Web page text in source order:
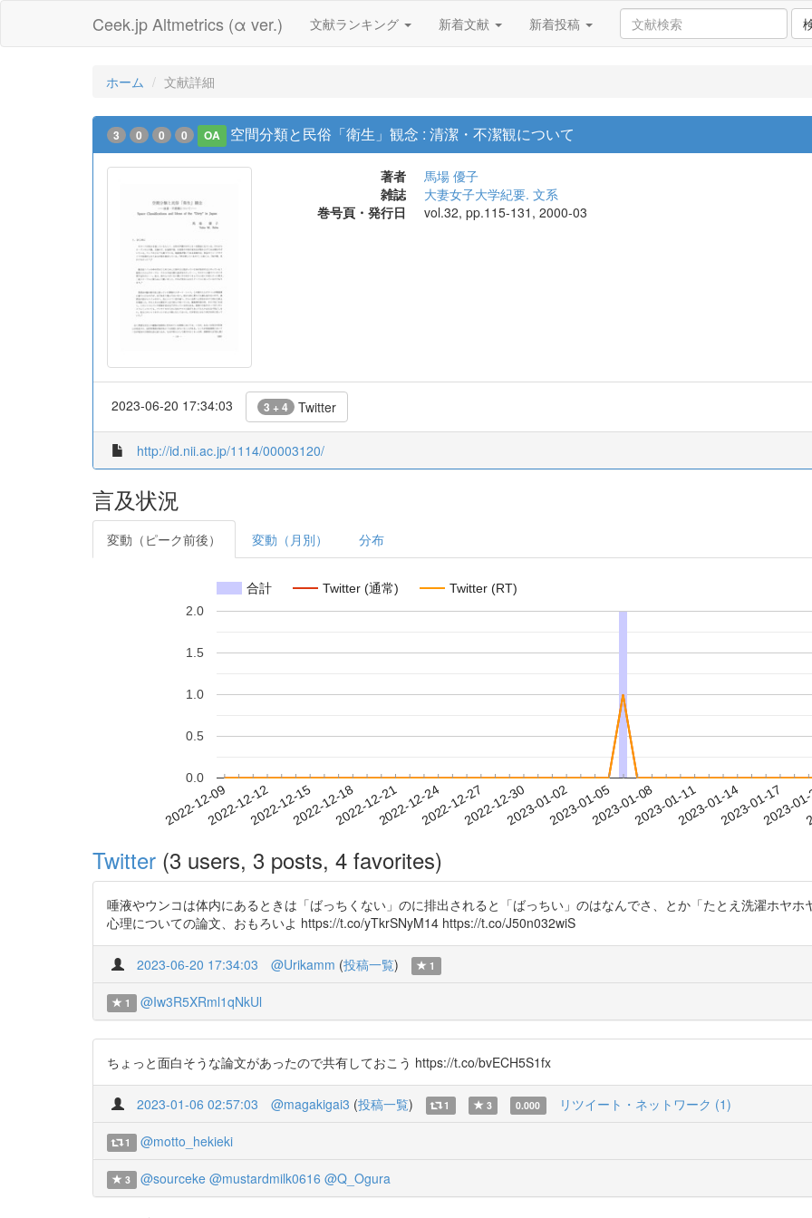
Ceek.jp Altmetrics (α ver.) 文献ランキング 新着文献 新着投稿
ホーム 文献詳細
3 0 0 0 OA 空間分類と民俗「衛生」観念 : 清潔・不潔観について
著者
馬場 優子
雑誌
大妻女子大学紀要. 文系
巻号頁・発行日
vol.32, pp.115-131, 2000-03
2023-06-20 17:34:03 3 + 4 Twitter
http://id.nii.ac.jp/1114/00003120/
言及状況
変動（ピーク前後） 変動（月別） 分布
合計 Twitter (通常) Twitter (RT)
2022-12-092022-12-122022-12-152022-12-182022-12-212022-12-242022-12-272022-12-302023-01-022023-01-052023-01-082023-01-112023-01-142023-01-17
2023-
0.0
0.5
1.0
1.5
2.0
Twitter (3 users, 3 posts, 4 favorites)
唾液やウンコは体内にあるときは「ばっちくない」のに排出されると「ばっちい」のはなんでさ、とか「たとえ洗濯ホヤ
心理についての論文、おもろいよ https://t.co/yTkrSNyM14 https://t.co/J50n032wiS
2023-06-20 17:34:03 @Urikamm (投稿一覧) 1
1 @Iw3R5XRml1qNkUl
ちょっと面白そうな論文があったので共有しておこう https://t.co/bvECH5S1fx
2023-01-06 02:57:03 @magakigai3 (投稿一覧) 1 3 0.000 リツイート・ネットワーク (1)
1 @motto_hekieki
3 @sourceke @mustardmilk0616 @Q_Ogura